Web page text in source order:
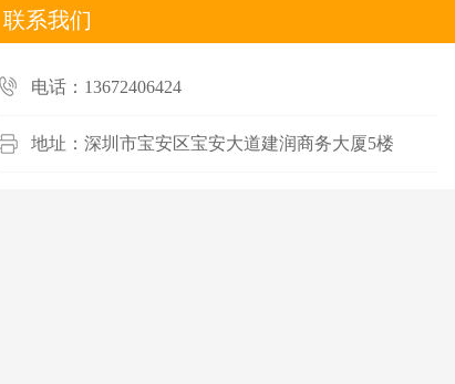
联系我们
电话：13672406424
地址：深圳市宝安区宝安大道建润商务大厦5楼